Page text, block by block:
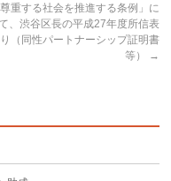
重する社会を推進する条例」に
、渋谷区長の平成27年度所信表
（同性パートナーシップ証明書
等）
→